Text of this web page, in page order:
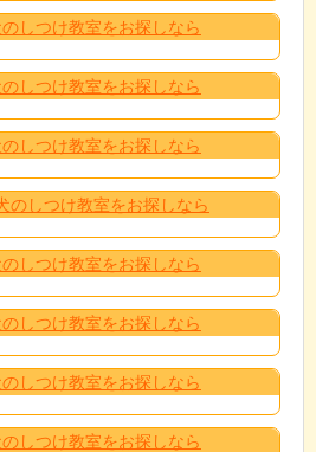
しつけ教室をお探しなら
しつけ教室をお探しなら
しつけ教室をお探しなら
のしつけ教室をお探しなら
しつけ教室をお探しなら
しつけ教室をお探しなら
しつけ教室をお探しなら
しつけ教室をお探しなら